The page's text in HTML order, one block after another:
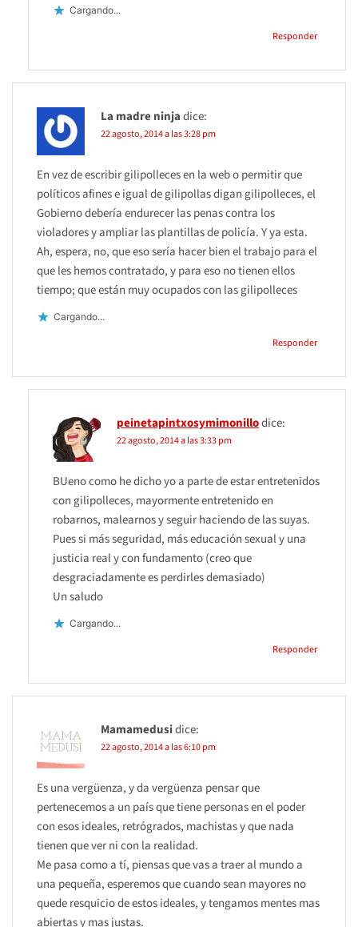
Cargando...
Responder
La madre ninjadice:
22 agosto, 2014 a las 3:28 pm
En vez de escribir gilipolleces en la web o permitir que
políticos afines e igual de gilipollas digan gilipolleces, el
Gobierno debería endurecer las penas contra los
violadores y ampliar las plantillas de policía. Y ya esta.
Ah, espera, no, que eso sería hacer bien el trabajo para el
que les hemos contratado, y para eso no tienen ellos
tiempo; que están muy ocupados con las gilipolleces
Cargando...
Responder
peinetapintxosymimonillodice:
22 agosto, 2014 a las 3:33 pm
BUeno como he dicho yo a parte de estar entretenidos
con gilipolleces, mayormente entretenido en
robarnos, malearnos y seguir haciendo de las suyas.
Pues si más seguridad, más educación sexual y una
justicia real y con fundamento (creo que
desgraciadamente es perdirles demasiado)
Un saludo
Cargando...
Responder
Mamamedusidice:
22 agosto, 2014 a las 6:10 pm
Es una vergüenza, y da vergüenza pensar que
pertenecemos a un país que tiene personas en el poder
con esos ideales, retrógrados, machistas y que nada
tienen que ver ni con la realidad.
Me pasa como a tí, piensas que vas a traer al mundo a
una pequeña, esperemos que cuando sean mayores no
quede resquicio de estos ideales, y tengamos mentes mas
abiertas y mas justas.